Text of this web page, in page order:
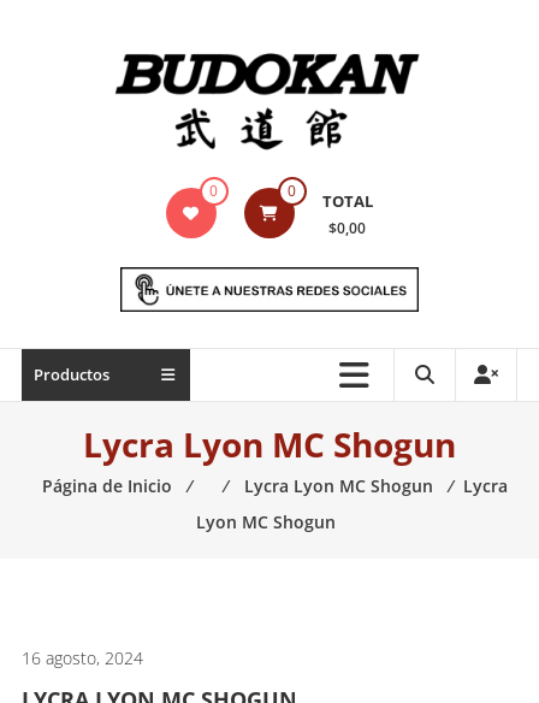
Indumentaria
marciales
Todo
necesario
0 0 TOTAL
$0,00
Productos
Lycra Lyon MC Shogun
Página de Inicio ⁄ ⁄ Lycra Lyon MC Shogun ⁄ Lycra
Lyon MC Shogun
16 agosto, 2024